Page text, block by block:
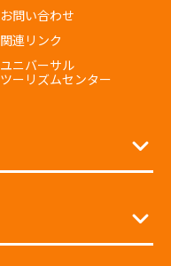
お問い合わせ
関連リンク
ユニバーサル
ツーリズムセンター